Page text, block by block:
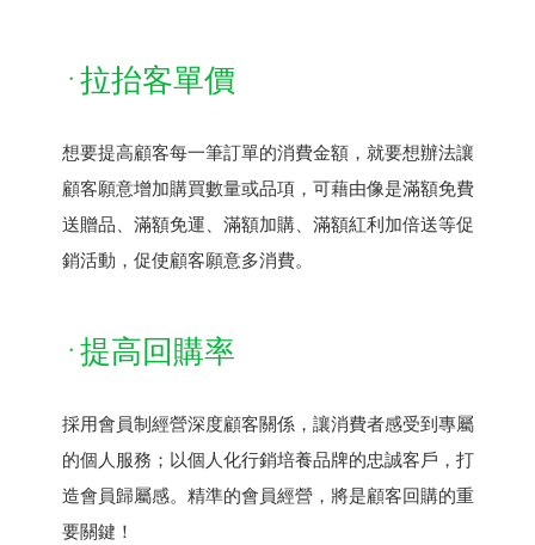
拉抬客單價
想要提高顧客每一筆訂單的消費金額，就要想辦法讓
顧客願意增加購買數量或品項，可藉由像是滿額免費
送贈品、滿額免運、滿額加購、滿額紅利加倍送等促
銷活動，促使顧客願意多消費。
提高回購率
採用會員制經營深度顧客關係，讓消費者感受到專屬
的個人服務；以個人化行銷培養品牌的忠誠客戶，打
造會員歸屬感。精準的會員經營，將是顧客回購的重
要關鍵！